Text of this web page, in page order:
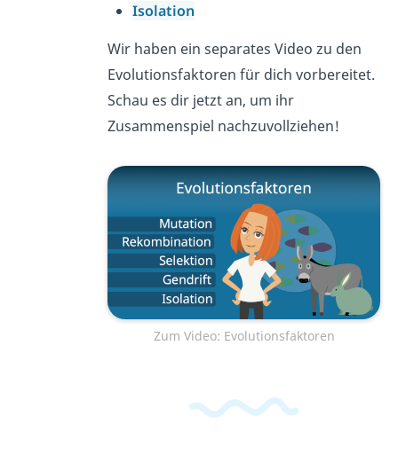
Isolation
Wir haben ein separates Video zu den
Evolutionsfaktoren für dich vorbereitet.
Schau es dir jetzt an, um ihr
Zusammenspiel nachzuvollziehen!
Zum Video: Evolutionsfaktoren